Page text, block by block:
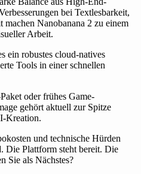
bei Textlesbarkeit,
Nanobanana 2 zu einem
Arbeit.
ein robustes cloud-natives
Tools in einer schnellen
oder frühes Game-
gehört aktuell zur Spitze
Kreation.
und technische Hürden
Die Plattform steht bereit. Die
Sie als Nächstes?